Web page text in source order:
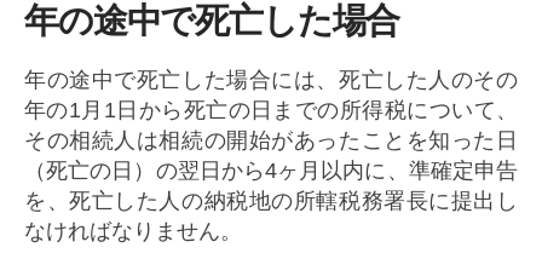
年の途中で死亡した場合
年の途中で死亡した場合には、死亡した人のその
年の1月1日から死亡の日までの所得税について、
その相続人は相続の開始があったことを知った日
（死亡の日）の翌日から4ヶ月以内に、準確定申告
を、死亡した人の納税地の所轄税務署長に提出し
なければなりません。